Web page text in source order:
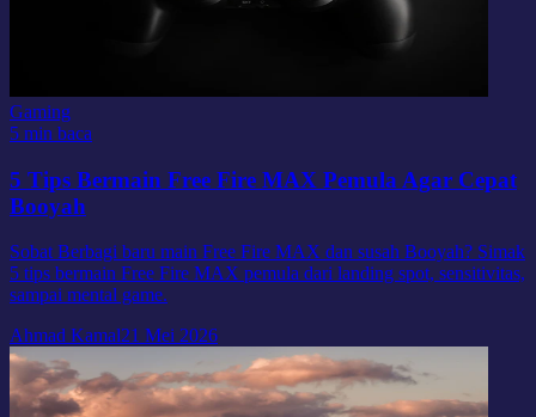
Gaming
5 min baca
5 Tips Bermain Free Fire MAX Pemula Agar Cepat
Booyah
Sobat Berbagi baru main Free Fire MAX dan susah Booyah? Simak
5 tips bermain Free Fire MAX pemula dari landing spot, sensitivitas,
sampai mental game.
Ahmad Kamal21 Mei 2026